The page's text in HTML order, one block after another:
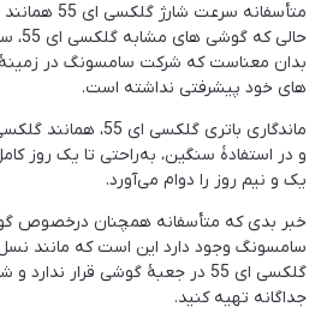
متأسفانه
حالی
بدان معناست که شرکت سامسونگ در
های خود پیشرفتی نداشته است.
و در استفادۀ سنگین، به‌راحتی تا یک روز
یک و نیم روز را دوام می‌آورد.
خبر بدی که متأسفانه همچنان درخصوص
سامسونگ وجود دارد این است که مانند نسل
گلکسی ای 55 در جعبۀ گوشی قرار
جداگانه تهیه کنید.